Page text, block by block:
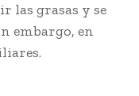
las grasas y se
embargo, en